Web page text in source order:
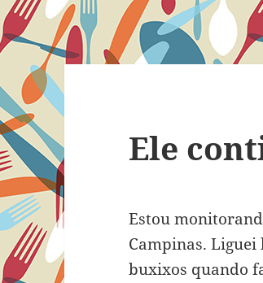
Ele
Estou
Campinas. Liguei
buxixos quando